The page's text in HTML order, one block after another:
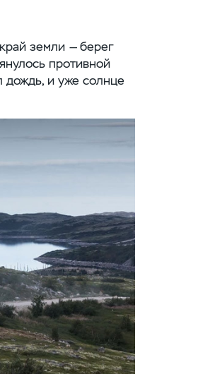
земли — берег
противной
дождь, и уже солнце